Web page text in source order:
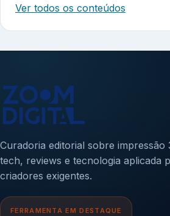
Ver todos os conteúdos
Curadoria editorial sobre impressão
tech, reviews e tecnologia aplicada
criadores exigentes.
FERRAMENTA EM DESTAQUE